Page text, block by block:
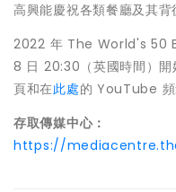
高興能慶祝各類餐廳及其背
2022 年 The World's 50
8 日 20:30（英國時間）開
頁和在此處的 YouTube 頻
存取傳媒中心：
https://